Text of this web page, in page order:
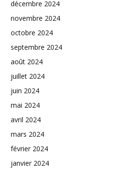
décembre 2024
novembre 2024
octobre 2024
septembre 2024
août 2024
juillet 2024
juin 2024
mai 2024
avril 2024
mars 2024
février 2024
janvier 2024